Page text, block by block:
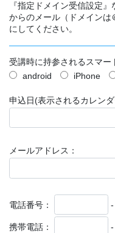
『指定ドメイン受信設定
からのメール（ドメイン
にしてください。
受講時に持参されるスマー
android
iPhone
申込日(表示されるカレン
メールアドレス：
電話番号： -
携帯電話： -